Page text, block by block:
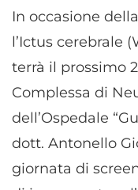
In occasione
l’Ictus cerebrale
terrà il prossimo
Complessa di
dell’Ospedale
dott. Antonello
giornata di